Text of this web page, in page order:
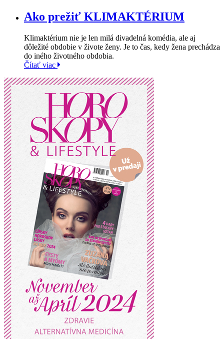
Ako prežiť KLIMAKTÉRIUM
Klimaktérium nie je len milá divadelná komédia, ale aj
dôležité obdobie v živote ženy. Je to čas, kedy žena prechádza
do iného životného obdobia.
Čítať viac